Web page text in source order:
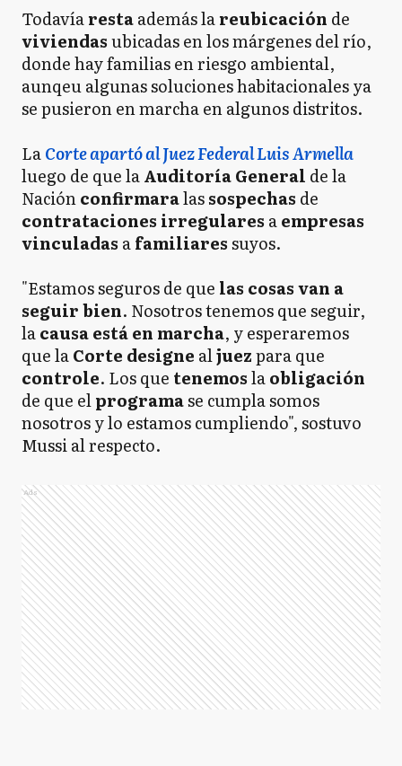
Todavíarestaademás lareubicación de
viviendasubicadas en los márgenes del río,
donde hay familias en riesgo ambiental,
aunqeu algunas soluciones habitacionales ya
se pusieron en marcha en algunos distritos.
LaCorte apartó al Juez Federal Luis Armella
luego de que laAuditoría General de la
Naciónconfirmaralassospechas de
contrataciones irregulares aempresas
vinculadas afamiliaressuyos.
"Estamos seguros de que las cosas van a
seguir bien. Nosotros tenemos que seguir,
lacausa está en marcha, y esperaremos
que laCorte designe aljuezpara que
controle. Los que tenemoslaobligación
de que elprogramase cumpla somos
nosotros y lo estamos cumpliendo", sostuvo
Mussi al respecto.
Ads